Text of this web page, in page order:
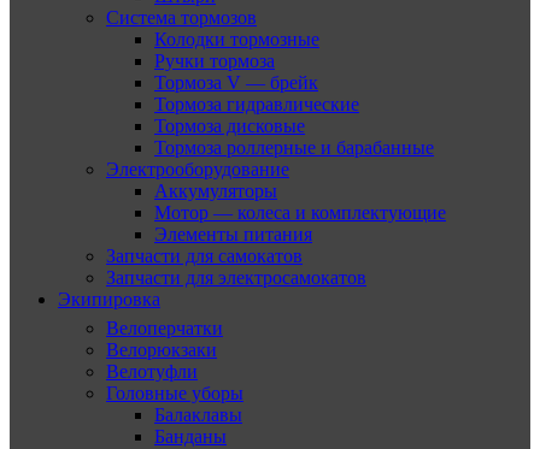
Система тормозов
Колодки тормозные
Ручки тормоза
Тормоза V — брейк
Тормоза гидравлические
Тормоза дисковые
Тормоза роллерные и барабанные
Электрооборудование
Аккумуляторы
Мотор — колеса и комплектующие
Элементы питания
Запчасти для самокатов
Запчасти для электросамокатов
Экипировка
Велоперчатки
Велорюкзаки
Велотуфли
Головные уборы
Балаклавы
Банданы